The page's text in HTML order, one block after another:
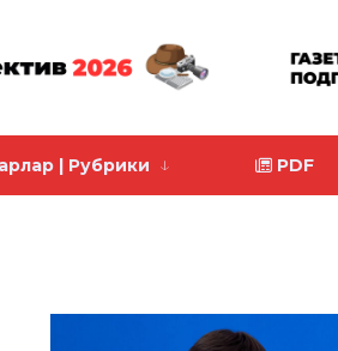
| Рубрики PDF